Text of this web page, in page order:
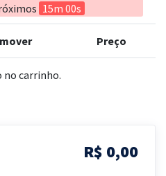
15m 00s
Preço
carrinho.
R$ 0,00